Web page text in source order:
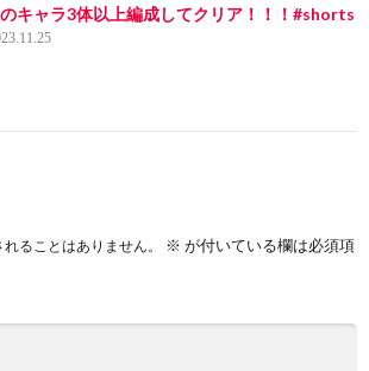
キャラ3体以上編成してクリア！！！#shorts
ることはありません。 ※ が付いている欄は必須項